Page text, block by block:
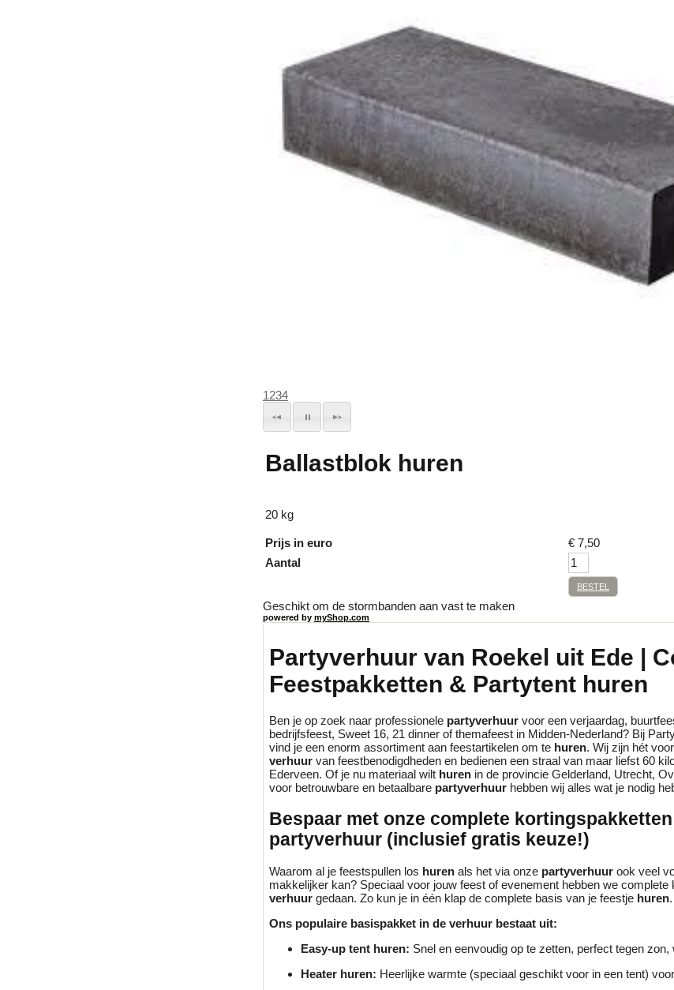
1234
Ballastblok huren
20 kg
Prijs in euro € 7,50
Aantal
BESTEL
Geschikt om de stormbanden aan vast te maken
powered by myShop.com
Partyverhuur van Roekel uit Ede |
Feestpakketten & Partytent huren
Ben je op zoek naar professionele partyverhuur voor een verjaardag,
bedrijfsfeest, Sweet 16, 21 dinner of themafeest in Midden-Nederland? Bij
vind je een enorm assortiment aan feestartikelen om te huren. Wij zijn hét
verhuur van feestbenodigdheden en bedienen een straal van maar liefst 60
Ederveen. Of je nu materiaal wilt huren in de provincie Gelderland, Utrecht,
voor betrouwbare en betaalbare partyverhuur hebben wij alles wat je nodig
Bespaar met onze complete
partyverhuur (inclusief gratis keuze!)
Waarom al je feestspullen los huren als het via onze partyverhuur ook veel
makkelijker kan? Speciaal voor jouw feest of evenement hebben we complete
verhuur gedaan. Zo kun je in één klap de complete basis van je feestje huren.
Ons populaire basispakket in de verhuur bestaat uit:
Easy-up tent huren: Snel en eenvoudig op te zetten, perfect tegen zon,
Heater huren: Heerlijke warmte (speciaal geschikt voor in een tent)